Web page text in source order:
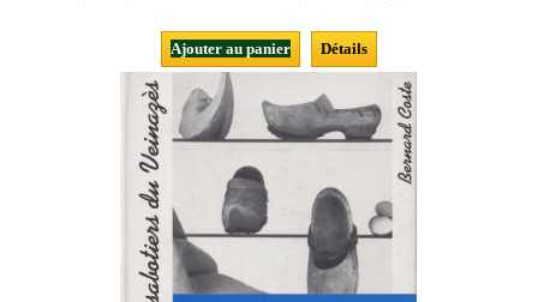
Ajouter au panier Détails